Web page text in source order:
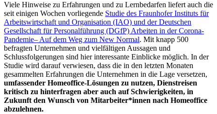
Viele Hinweise zu Erfahrungen und zu Lernbedarfen liefert auch die
seit einigen Wochen vorliegende Studie des Fraunhofer Instituts für
Arbeitswirtschaft und Organisation (IAO) und der Deutschen
Gesellschaft für Personalführung (DGfP) Arbeiten in der Corona-
Pandemie– Auf dem Weg zum New Normal. Mit knapp 500
befragten Unternehmen und vielfältigen Aussagen und
Schlussfolgerungen sind hier interessante Einblicke möglich. In der
Studie wird darauf verwiesen, dass die in den letzten Monaten
gesammelten Erfahrungen die Unternehmen in die Lage versetzen,
umfassender Homeoffice-Lösungen zu nutzen, Dienstreisen
kritisch zu hinterfragen aber auch auf Schwierigkeiten, in
Zukunft den Wunsch von Mitarbeiter*innen nach Homeoffice
abzulehnen.